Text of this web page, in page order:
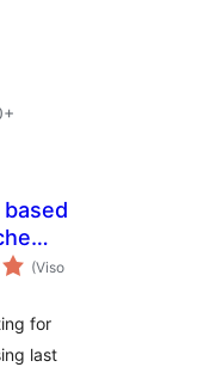
based
(Viso
for
last